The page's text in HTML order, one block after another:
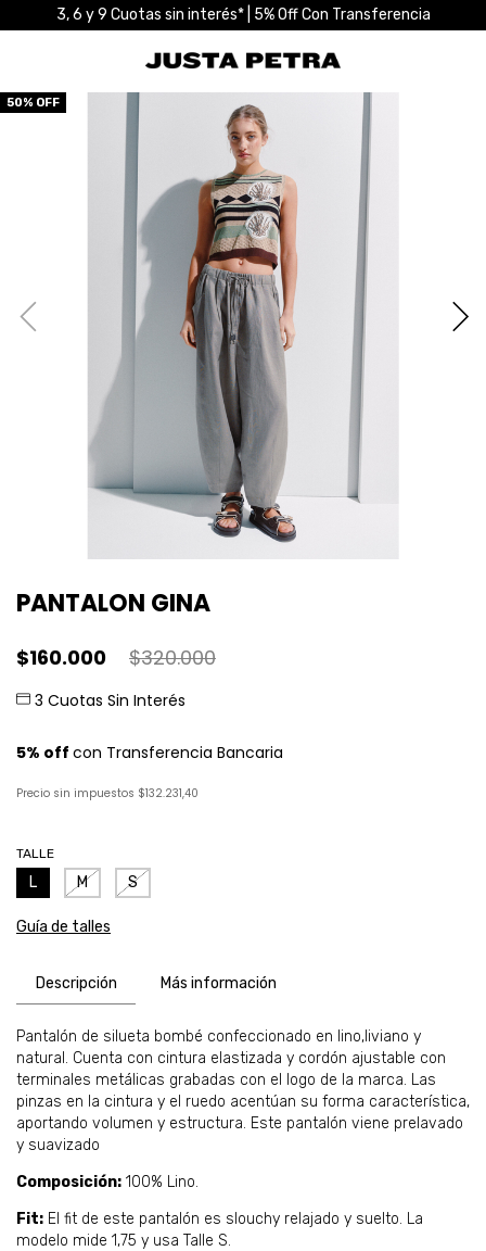
3, 6 y 9 Cuotas sin interés* | 5% Off Con Transferencia
50% OFF
PANTALON GINA
$160.000 $320.000
Precio sin impuestos $132.231,40
TALLE
L M S
Guía de talles
Descripción Más información
Pantalón de silueta bombé confeccionado en lino,liviano y
natural. Cuenta con cintura elastizada y cordón ajustable con
terminales metálicas grabadas con el logo de la marca. Las
pinzas en la cintura y el ruedo acentúan su forma característica,
aportando volumen y estructura. Este pantalón viene prelavado
y suavizado
Composición: 100% Lino.
Fit: El fit de este pantalón es slouchy relajado y suelto. La
modelo mide 1,75 y usa Talle S.